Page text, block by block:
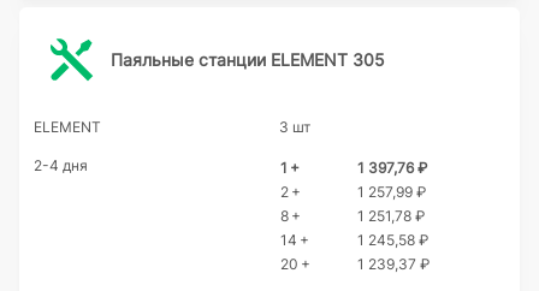
Паяльные станции ELEMENT 305
ELEMENT 3 шт
2-4 дня 1 +
1 397,76 ₽
2 +
1 257,99 ₽
8 +
1 251,78 ₽
14 +
1 245,58 ₽
20 +
1 239,37 ₽